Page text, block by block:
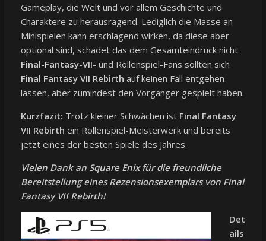
Gameplay, die Welt und vor allem Geschichte und
Charaktere zu herausragend. Lediglich die Masse an
Minispielen kann erschlagend wirken, da diese aber
optional sind, schadet das dem Gesamteindruck nicht.
Final-Fantasy-VII- und Rollenspiel-Fans sollten sich
Final Fantasy VII Rebirth auf keinen Fall entgehen
lassen, aber zumindest den Vorgänger gespielt haben.
Kurzfazit: Trotz kleiner Schwächen ist Final Fantasy
VII Rebirth ein Rollenspiel-Meisterwerk und bereits
jetzt eines der besten Spiele des Jahres.
Vielen Dank an Square Enix für die freundliche
Bereitstellung eines Rezensionsexemplars von Final
Fantasy VII Rebirth!
Det
ails